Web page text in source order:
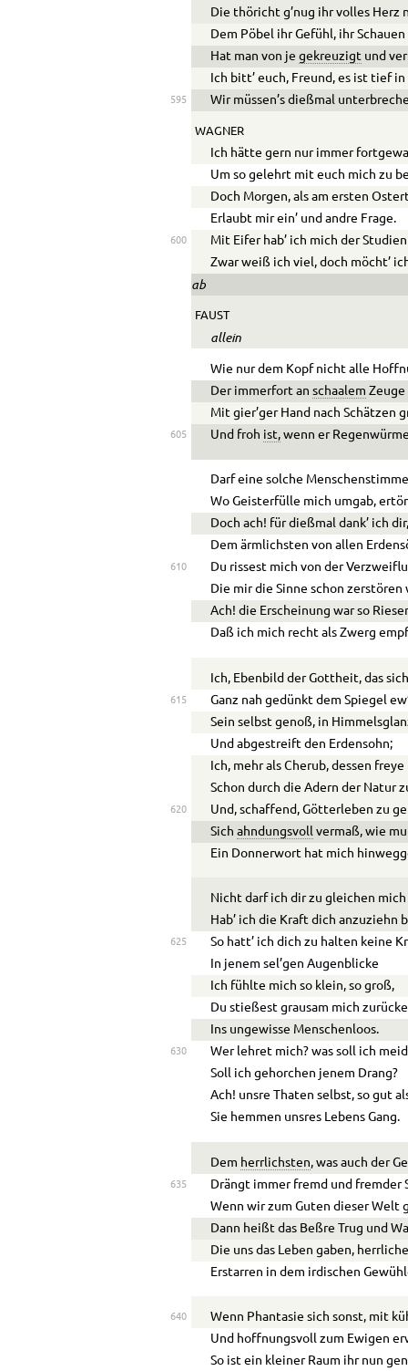
Die thöricht g’nug ihr volles Herz
Dem Pöbel ihr Gefühl, ihr
Hat man von jegekreuzigt und
Ich bitt’ euch, Freund, es ist tief
595 Wir müssen’s dießmal
WAGNER
Ich hätte gern nur immer
Um so gelehrt mit euch mich zu
Doch Morgen, als am ersten
Erlaubt mir ein’ und andre Frage.
600
Mit Eifer hab’ ich mich der
Zwar weiß ich viel, doch möcht’
ab
FAUST
allein
Wie nur dem Kopf nicht alle
Der immerfort anschaalem
Mit gier’ger Hand nach Schätzen
605 Und froh ist, wenn er
Darf eine solche
Wo Geisterfülle mich umgab,
Doch ach! für dießmal dank’ ich
Dem ärmlichsten von allen
610
Du rissest mich von der
Die mir die Sinne schon
Ach! die Erscheinung war so
Daß ich mich recht als Zwerg
Ich, Ebenbild der Gottheit, das
615
Ganz nah gedünkt dem Spiegel
Sein selbst genoß, in
Und abgestreift den Erdensohn;
Ich, mehr als Cherub, dessen
Schon durch die Adern der Natur
620
Und, schaffend, Götterleben zu
Sichahndungsvoll vermaß, wie
Ein Donnerwort hat mich
Nicht darf ich dir zu gleichen mich
Hab’ ich die Kraft dich anzuziehn
625
So hatt’ ich dich zu halten keine
In jenem sel’gen Augenblicke
Ich fühlte mich so klein, so groß,
Du stießest grausam mich
Ins ungewisse Menschenloos.
630
Wer lehret mich? was soll ich
Soll ich gehorchen jenem Drang?
Ach! unsre Thaten selbst, so gut
Sie hemmen unsres Lebens Gang.
Dem herrlichsten, was auch der
635
Drängt immer fremd und fremder
Wenn wir zum Guten dieser Welt
Dann heißt das Beßre Trug und
Die uns das Leben gaben,
Erstarren in dem irdischen
640
Wenn Phantasie sich sonst, mit
Und hoffnungsvoll zum Ewigen
So ist ein kleiner Raum ihr nun